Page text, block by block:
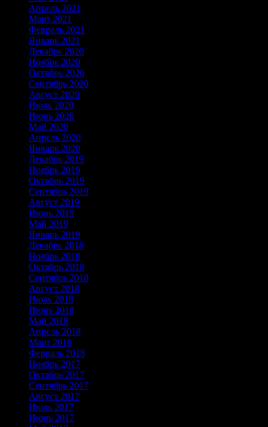
Апрель 2021
Март 2021
Февраль 2021
Январь 2021
Декабрь 2020
Ноябрь 2020
Октябрь 2020
Сентябрь 2020
Август 2020
Июль 2020
Июнь 2020
Май 2020
Апрель 2020
Январь 2020
Декабрь 2019
Ноябрь 2019
Октябрь 2019
Сентябрь 2019
Август 2019
Июнь 2019
Май 2019
Январь 2019
Декабрь 2018
Ноябрь 2018
Октябрь 2018
Сентябрь 2018
Август 2018
Июль 2018
Июнь 2018
Май 2018
Апрель 2018
Март 2018
Февраль 2018
Ноябрь 2017
Октябрь 2017
Сентябрь 2017
Август 2017
Июль 2017
Июнь 2017